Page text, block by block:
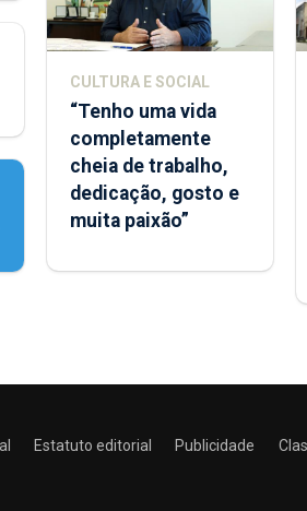
CULTURA E SOCIAL
“Tenho uma vida
completamente
cheia de trabalho,
dedicação, gosto e
muita paixão”
Estatuto editorial Publicidade